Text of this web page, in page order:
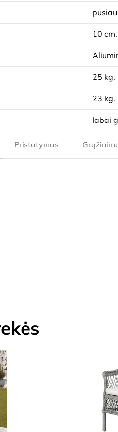
10 cm.
25 kg.
23 kg.
labai
Pristatymas